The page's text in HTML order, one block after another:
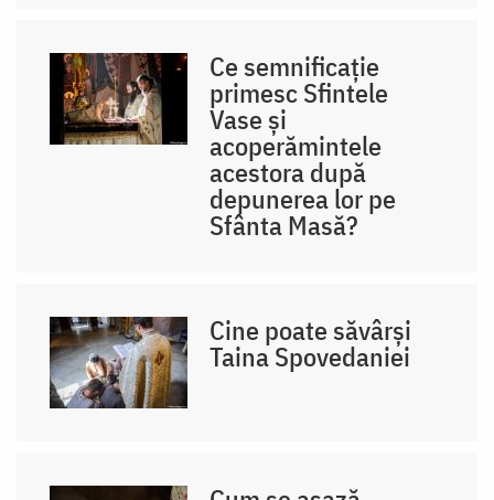
Ce semnificație
primesc Sfintele
Vase și
acoperămintele
acestora după
depunerea lor pe
Sfânta Masă?
Cine poate săvârși
Taina Spovedaniei